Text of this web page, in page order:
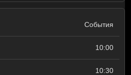
События
10:00
10:30